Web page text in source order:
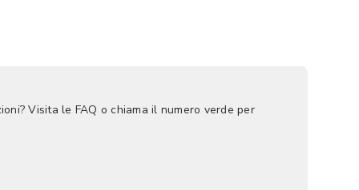
Visita le FAQ o chiama il numero verde per